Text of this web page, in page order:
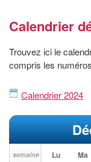
Calendrier
Trouvez ici le
compris les
Calendrier 2024
semaine Lu Ma